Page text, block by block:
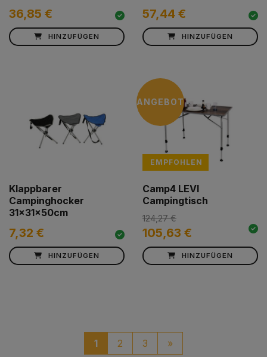
36,85 €
HINZUFÜGEN
57,44 €
HINZUFÜGEN
Klappbarer
Campinghocker
31x31x50cm
7,32 €
HINZUFÜGEN
ANGEBOT
EMPFOHLEN
Camp4 LEVI
Campingtisch
105,63 €
124,27 €
HINZUFÜGEN
1 2 3 »